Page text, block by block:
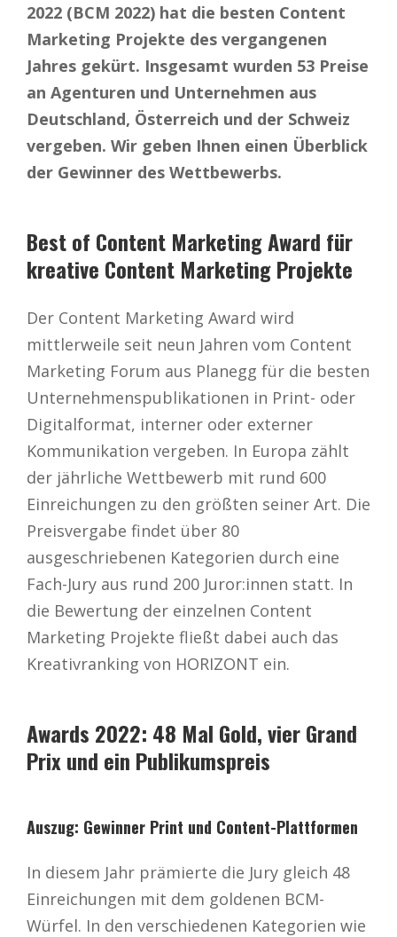
2022 (BCM 2022) hat die besten Content
Marketing Projekte des vergangenen
Jahres gekürt. Insgesamt wurden 53 Preise
an Agenturen und Unternehmen aus
Deutschland, Österreich und der Schweiz
vergeben. Wir geben Ihnen einen Überblick
der Gewinner des Wettbewerbs.
Best of Content Marketing Award für
kreative Content Marketing Projekte
Der Content Marketing Award wird
mittlerweile seit neun Jahren vom Content
Marketing Forum aus Planegg für die besten
Unternehmenspublikationen in Print- oder
Digitalformat, interner oder externer
Kommunikation vergeben. In Europa zählt
der jährliche Wettbewerb mit rund 600
Einreichungen zu den größten seiner Art. Die
Preisvergabe findet über 80
ausgeschriebenen Kategorien durch eine
Fach-Jury aus rund 200 Juror:innen statt. In
die Bewertung der einzelnen Content
Marketing Projekte fließt dabei auch das
Kreativranking von HORIZONT ein.
Awards 2022: 48 Mal Gold, vier Grand
Prix und ein Publikumspreis
Auszug: Gewinner Print und Content-Plattformen
In diesem Jahr prämierte die Jury gleich 48
Einreichungen mit dem goldenen BCM-
Würfel. In den verschiedenen Kategorien wie